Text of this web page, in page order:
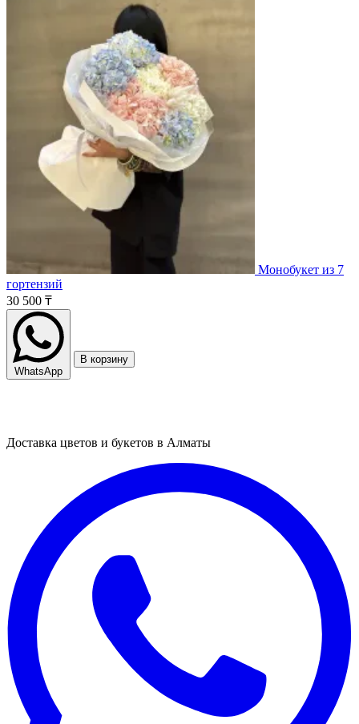
Монобукет из 7
гортензий
30 500 ₸
WhatsApp
В корзину
Доставка цветов и букетов в Алматы